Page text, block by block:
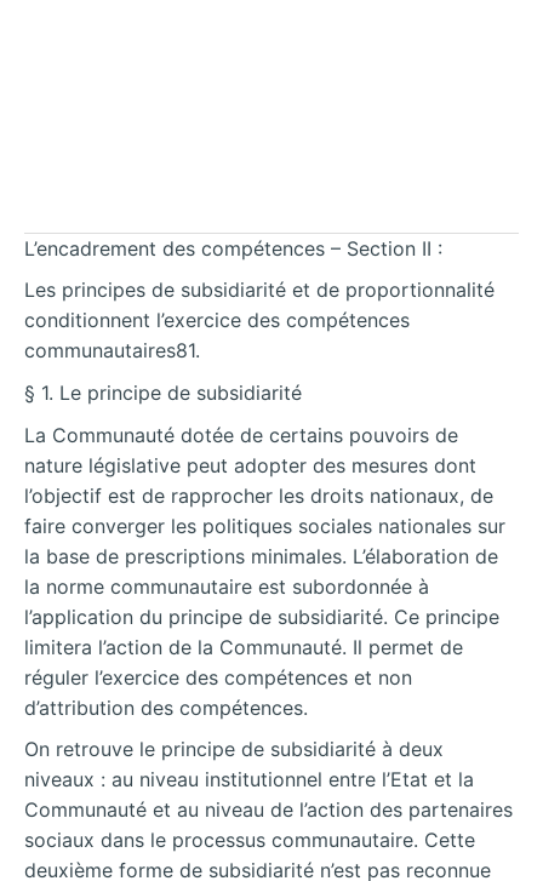
L’encadrement des compétences – Section II :
Les principes de subsidiarité et de proportionnalité
conditionnent l’exercice des compétences
communautaires81.
§ 1. Le principe de subsidiarité
La Communauté dotée de certains pouvoirs de
nature législative peut adopter des mesures dont
l’objectif est de rapprocher les droits nationaux, de
faire converger les politiques sociales nationales sur
la base de prescriptions minimales. L’élaboration de
la norme communautaire est subordonnée à
l’application du principe de subsidiarité. Ce principe
limitera l’action de la Communauté. Il permet de
réguler l’exercice des compétences et non
d’attribution des compétences.
On retrouve le principe de subsidiarité à deux
niveaux : au niveau institutionnel entre l’Etat et la
Communauté et au niveau de l’action des partenaires
sociaux dans le processus communautaire. Cette
deuxième forme de subsidiarité n’est pas reconnue